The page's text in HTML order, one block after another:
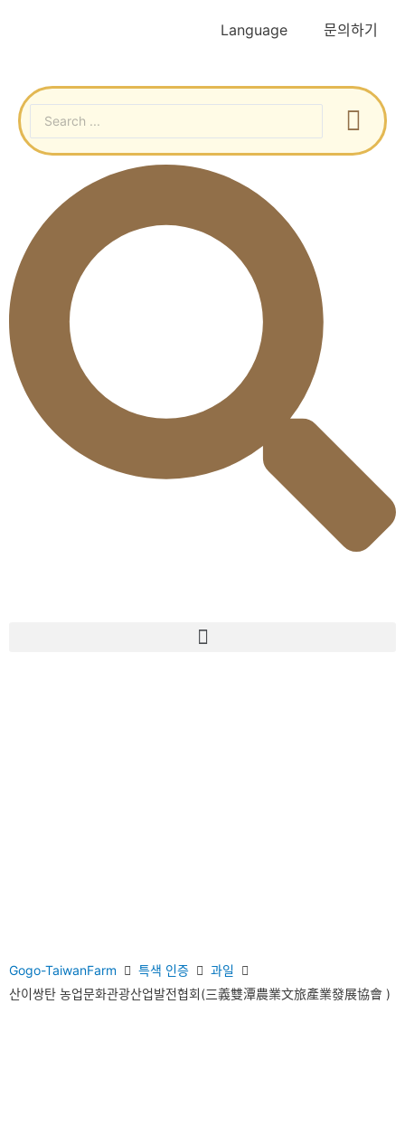
Language 문의하기
Gogo-TaiwanFarm 특색 인증
과일
산이쌍탄 농업문화관광산업발전협회(三義雙潭農業文旅產業發展協會 )